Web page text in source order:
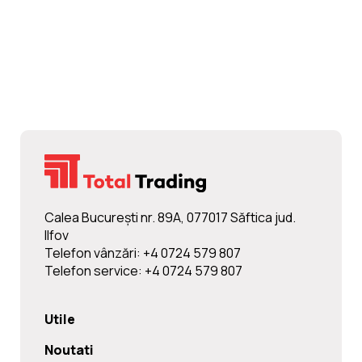
Calea Bucureşti nr. 89A, 077017 Săftica jud.
Ilfov
Telefon vânzări: +4 0724 579 807
Telefon service: +4 0724 579 807
Utile
Noutati